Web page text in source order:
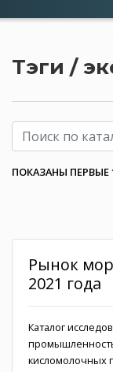
Тэги /
ПОКАЗАНЫ
Рынок
2021 года
Каталог
кисломолочных